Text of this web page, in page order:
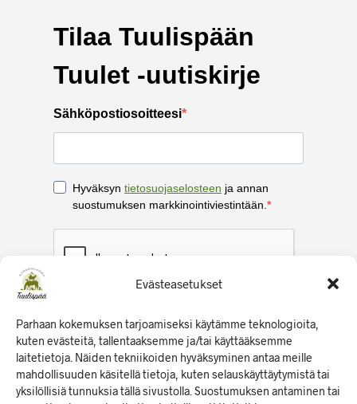
Evästeasetukset
Parhaan kokemuksen tarjoamiseksi käytämme teknologioita,
kuten evästeitä, tallentaaksemme ja/tai käyttääksemme
laitetietoja. Näiden tekniikoiden hyväksyminen antaa meille
mahdollisuuden käsitellä tietoja, kuten selauskäyttäytymistä tai
yksilöllisiä tunnuksia tällä sivustolla. Suostumuksen antaminen tai